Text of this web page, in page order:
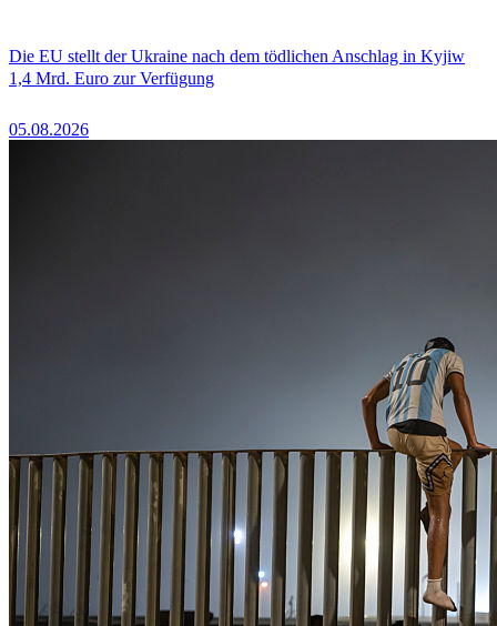
Die EU stellt der Ukraine nach dem tödlichen Anschlag in Kyjiw
1,4 Mrd. Euro zur Verfügung
05.08.2026